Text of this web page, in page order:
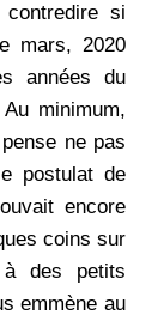
contredire si
mars, 2020
années du
minimum,
ne pas
postulat de
encore
coins sur
à des petits
emmène au